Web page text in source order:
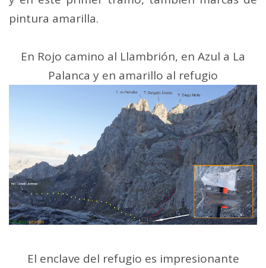
pintura amarilla.
En Rojo camino al Llambrión, en Azul a La
Palanca y en amarillo al refugio
El enclave del refugio es impresionante